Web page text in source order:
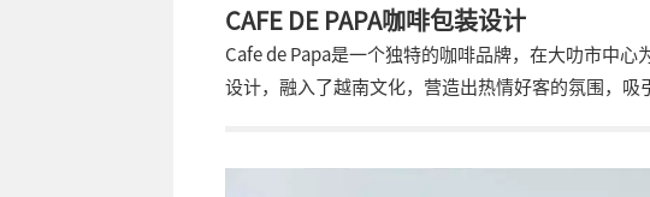
CAFE DE PAPA咖啡包装设计
Cafe de Papa是一个独特的咖啡品牌，在大叻市中
设计，融入了越南文化，营造出热情好客的氛围，
上面点缀着拿铁艺术风格的笔触。拿铁艺术是一种